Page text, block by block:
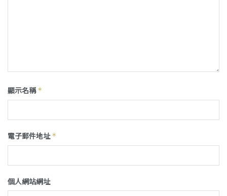
顯示名稱*
電子郵件地址*
個人網站網址